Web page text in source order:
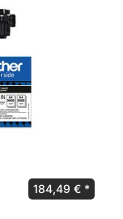
Ursprünglicher
184,49 €